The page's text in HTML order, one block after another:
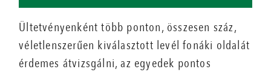
Ültetvényenként több ponton, összesen száz,
véletlenszerűen kiválasztott levél fonáki oldalát
érdemes átvizsgálni, az egyedek pontos